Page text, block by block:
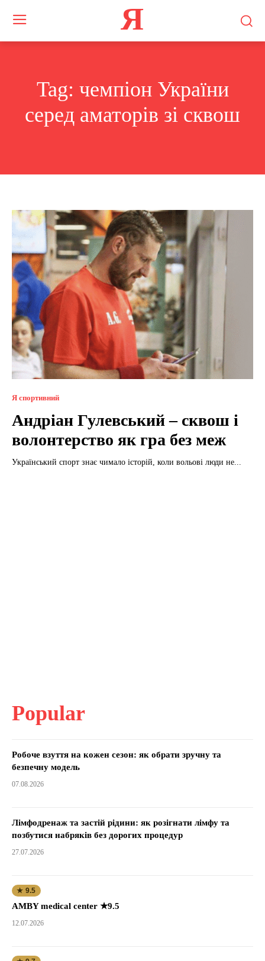
Я
Tag: чемпіон України
серед аматорів зі сквош
Я спортивний
Андріан Гулевський – сквош і
волонтерство як гра без меж
Український спорт знає чимало історій, коли вольові люди не...
Popular
Робоче взуття на кожен сезон: як обрати зручну та
безпечну модель
07.08.2026
Лімфодренаж та застій рідини: як розігнати лімфу та
позбутися набряків без дорогих процедур
27.07.2026
★ 9.5
AMBY medical center ★9.5
12.07.2026